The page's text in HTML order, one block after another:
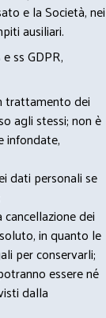
e la Società, nei
ausiliari.
ss GDPR,
trattamento dei
agli stessi; non è
infondate,
dati personali se
dei
in quanto le
per conservarli;
essere né
dalla